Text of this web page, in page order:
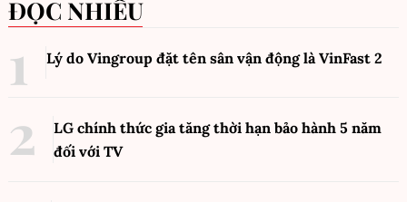
ĐỌC NHIỀU
Lý do Vingroup đặt tên sân vận động là VinFast 2
LG chính thức gia tăng thời hạn bảo hành 5 năm
đối với TV